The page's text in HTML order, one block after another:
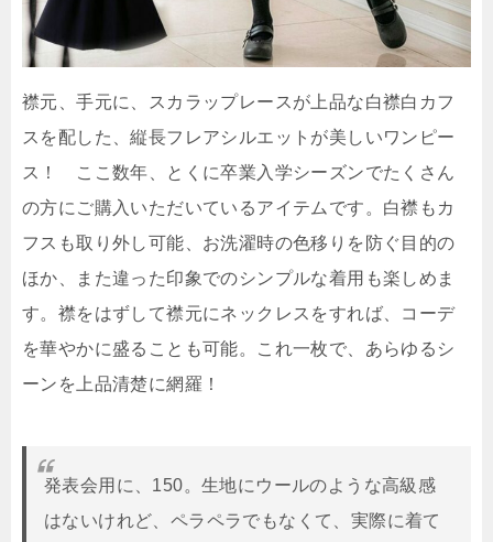
襟元、手元に、スカラップレースが上品な白襟白カフ
スを配した、縦長フレアシルエットが美しいワンピー
ス！ ここ数年、とくに卒業入学シーズンでたくさん
の方にご購入いただいているアイテムです。白襟もカ
フスも取り外し可能、お洗濯時の色移りを防ぐ目的の
ほか、また違った印象でのシンプルな着用も楽しめま
す。襟をはずして襟元にネックレスをすれば、コーデ
を華やかに盛ることも可能。これ一枚で、あらゆるシ
ーンを上品清楚に網羅！
発表会用に、150。生地にウールのような高級感
はないけれど、ペラペラでもなくて、実際に着て